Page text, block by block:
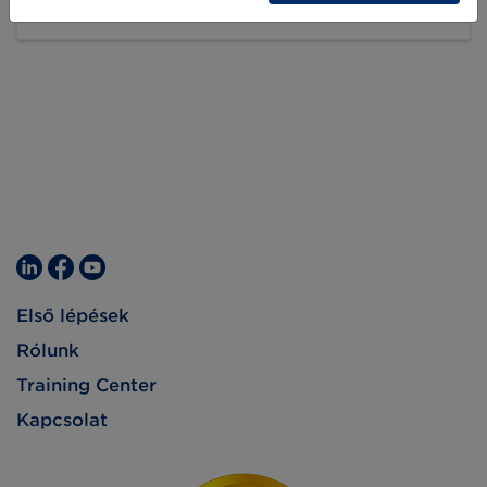
speciálisabb termékeket értékesítő kereskedők
Első lépések
Rólunk
Training Center
Kapcsolat